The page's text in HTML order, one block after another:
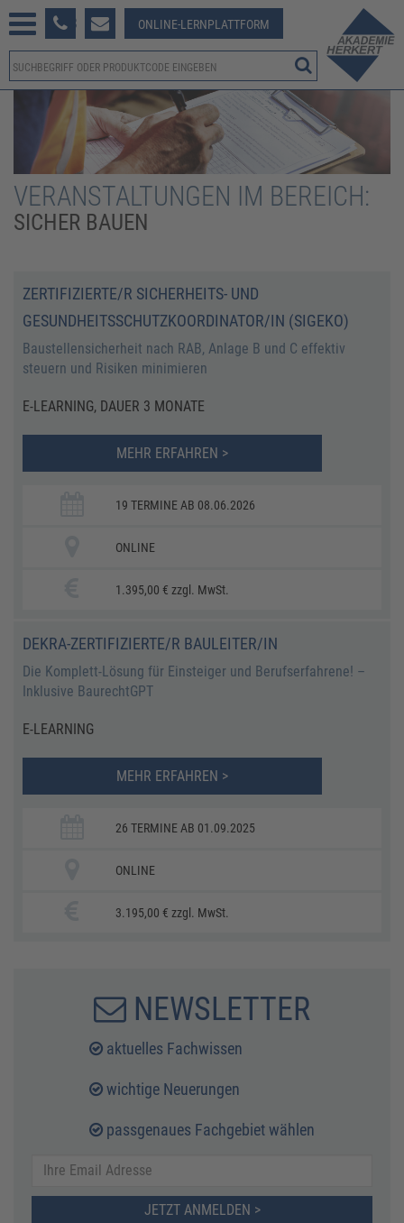
381-123 ONLINE-LERNPLATTFORM
VERANSTALTUNGEN IM BEREICH:
SICHER BAUEN
ZERTIFIZIERTE/R SICHERHEITS- UND
GESUNDHEITSSCHUTZKOORDINATOR/IN (SIGEKO)
Baustellensicherheit nach RAB, Anlage B und C effektiv
steuern und Risiken minimieren
E-LEARNING, DAUER 3 MONATE
MEHR ERFAHREN >
19 TERMINE AB 08.06.2026
ONLINE
1.395,00 € zzgl. MwSt.
DEKRA-ZERTIFIZIERTE/R BAULEITER/IN
Die Komplett-Lösung für Einsteiger und Berufserfahrene! –
Inklusive BaurechtGPT
E-LEARNING
MEHR ERFAHREN >
26 TERMINE AB 01.09.2025
ONLINE
3.195,00 € zzgl. MwSt.
NEWSLETTER
aktuelles Fachwissen
wichtige Neuerungen
passgenaues Fachgebiet wählen
JETZT ANMELDEN >